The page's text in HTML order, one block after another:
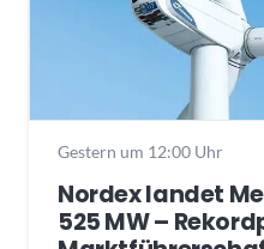
Gestern um 12:00 Uhr
Nordex landet
525 MW –